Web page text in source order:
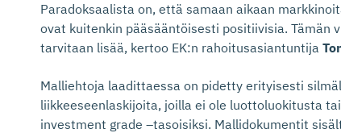
Paradoksaalista on, että samaan aikaan
ovat kuitenkin pääsääntöisesti positiivisia. Tämän
tarvitaan lisää, kertoo EK:n rahoitusasiantuntija
Malliehtoja laadittaessa on pidetty erityisesti
liikkeeseenlaskijoita, joilla ei ole luottoluokitusta
investment grade –tasoisiksi. Mallidokumentit